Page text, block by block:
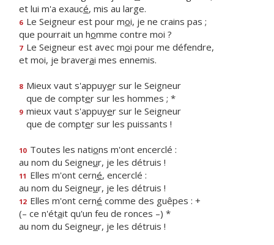
et lui m'a exaucé, mis au large.
6 Le Seigneur est pour moi, je ne crains pas ;
que pourrait un homme contre moi ?
7 Le Seigneur est avec moi pour me défendre,
et moi, je braverai mes ennemis.
8 Mieux vaut s'appuyer sur le Seigneur
que de compter sur les hommes ; *
9 mieux vaut s'appuyer sur le Seigneur
que de compter sur les puissants !
10 Toutes les nations m'ont encerclé :
au nom du Seigneur, je les détruis !
11 Elles m'ont cerné, encerclé :
au nom du Seigneur, je les détruis !
12 Elles m'ont cerné comme des guêpes : +
(– ce n'était qu'un feu de ronces –) *
au nom du Seigneur, je les détruis !